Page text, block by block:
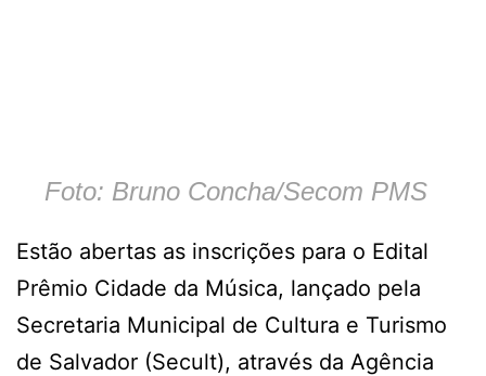
Foto: Bruno Concha/Secom PMS
Estão abertas as inscrições para o Edital
Prêmio Cidade da Música, lançado pela
Secretaria Municipal de Cultura e Turismo
de Salvador (Secult), através da Agência